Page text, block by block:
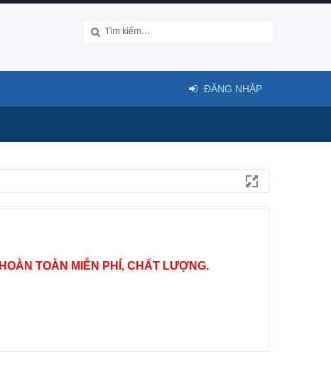
HOÀN TOÀN MIỄN PHÍ, CHẤT LƯỢNG.
ĐĂNG NHẬP